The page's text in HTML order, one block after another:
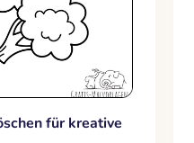
für kreative